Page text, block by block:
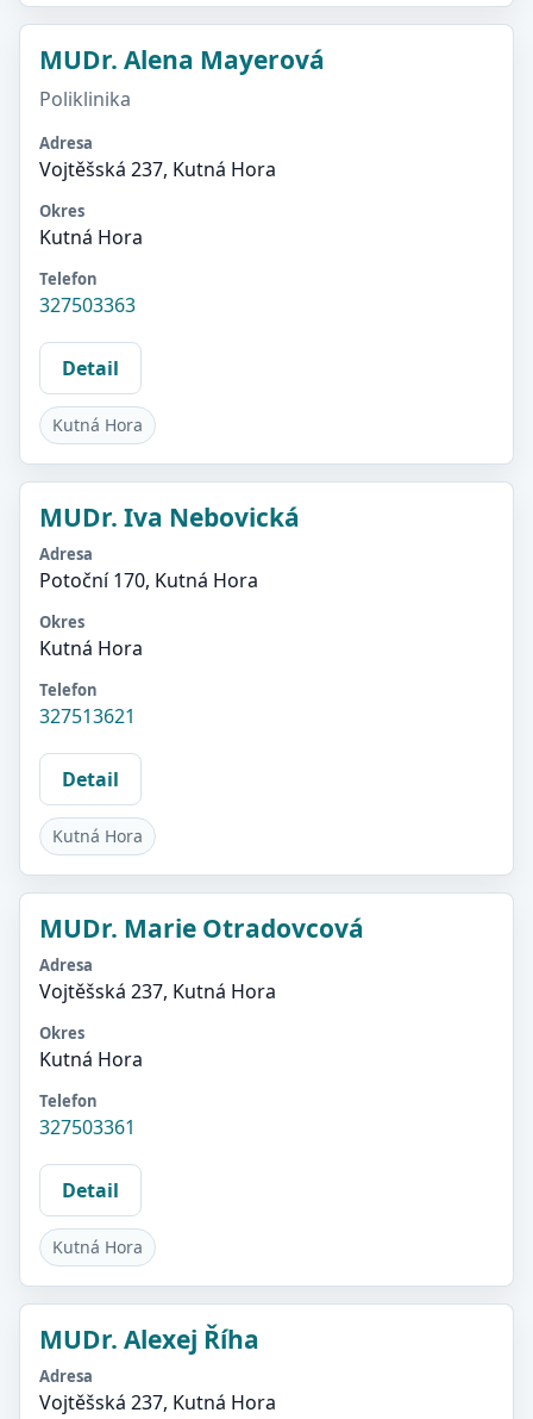
MUDr. Alena Mayerová
Poliklinika
Adresa
Vojtěšská 237, Kutná Hora
Okres
Kutná Hora
Telefon
327503363
Detail
Kutná Hora
MUDr. Iva Nebovická
Adresa
Potoční 170, Kutná Hora
Okres
Kutná Hora
Telefon
327513621
Detail
Kutná Hora
MUDr. Marie Otradovcová
Adresa
Vojtěšská 237, Kutná Hora
Okres
Kutná Hora
Telefon
327503361
Detail
Kutná Hora
MUDr. Alexej Říha
Adresa
Vojtěšská 237, Kutná Hora